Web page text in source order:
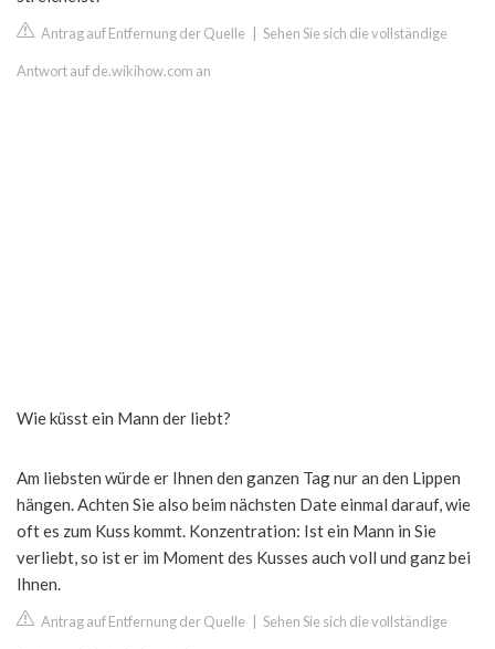
Antrag auf Entfernung der Quelle Sehen Sie sich die vollständige
Antwort auf de.wikihow.com an
Wie küsst ein Mann der liebt?
Am liebsten würde er Ihnen den ganzen Tag nur an den Lippen
hängen. Achten Sie also beim nächsten Date einmal darauf, wie
oft es zum Kuss kommt. Konzentration: Ist ein Mann in Sie
verliebt, so ist er im Moment des Kusses auch voll und ganz bei
Ihnen.
Antrag auf Entfernung der Quelle Sehen Sie sich die vollständige